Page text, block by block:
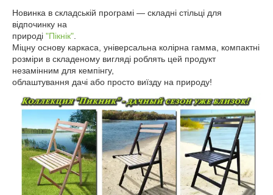
Новинка в складській програмі ― складні стільці для
відпочинку на
природі "Пікнік"
Міцну основу каркаса, універсальна колірна гамма, компактні
розміри в складеному вигляді роблять цей продукт
незамінним для кемпінгу,
облаштування дачі або просто виїзду на природу!